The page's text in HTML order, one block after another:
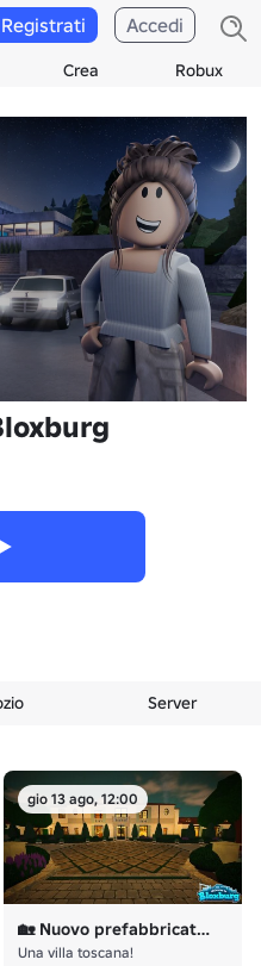
Crea Robux
Registrati Accedi
Server
gio 13 ago, 12:00
🏡 Nuovo prefabbricato ☀️
Una villa toscana!